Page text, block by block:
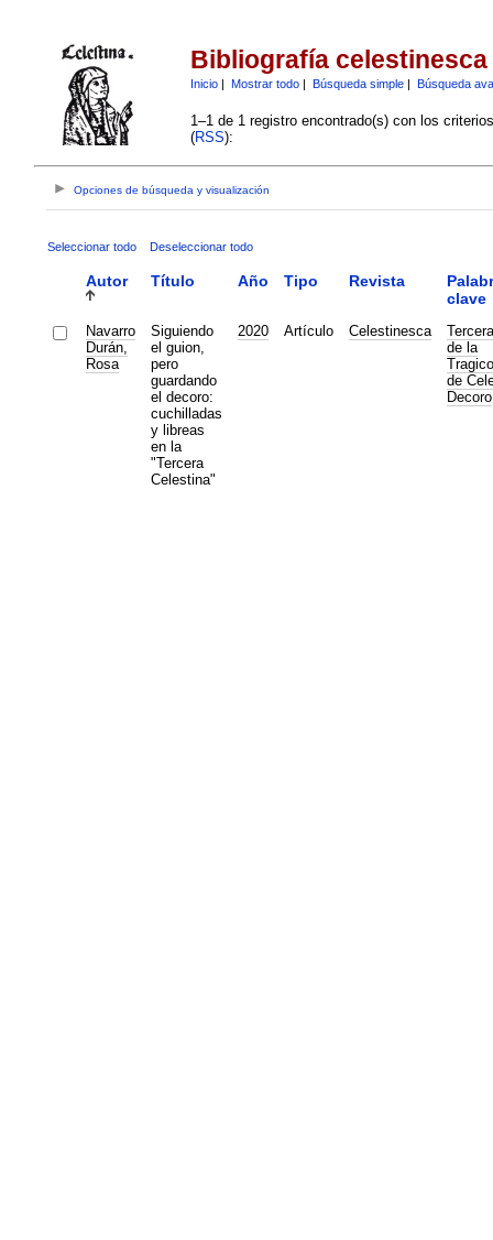
Bibliografía celestinesca
Inicio| Mostrar todo| Búsqueda simple| Búsqueda
1–1 de 1 registro encontrado(s) con los
(RSS):
Opciones de búsqueda y visualización
Seleccionar todo Deseleccionar todo
Autor Título Año Tipo Revista
clave
Navarro
Durán,
Rosa
Siguiendo
el guion,
pero
guardando
el decoro:
cuchilladas
y libreas
en la
"Tercera
Celestina"
2020 Artículo Celestinesca
de la
de
Decoro